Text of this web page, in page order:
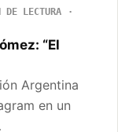
LECTURA
“El
Argentina
en un